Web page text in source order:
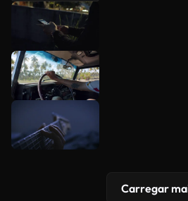
Carregar